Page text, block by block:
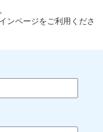
ンページをご利用くださ